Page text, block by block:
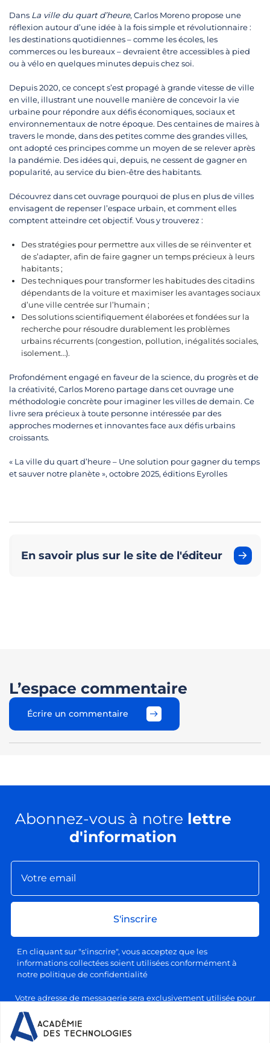
Dans La ville du quart d’heure, Carlos Moreno propose une
réflexion autour d’une idée à la fois simple et révolutionnaire :
les destinations quotidiennes – comme les écoles, les
commerces ou les bureaux – devraient être accessibles à pied
ou à vélo en quelques minutes depuis chez soi.
Depuis 2020, ce concept s’est propagé à grande vitesse de ville
en ville, illustrant une nouvelle manière de concevoir la vie
urbaine pour répondre aux défis économiques, sociaux et
environnementaux de notre époque. Des centaines de maires à
travers le monde, dans des petites comme des grandes villes,
ont adopté ces principes comme un moyen de se relever après
la pandémie. Des idées qui, depuis, ne cessent de gagner en
popularité, au service du bien-être des habitants.
Découvrez dans cet ouvrage pourquoi de plus en plus de villes
envisagent de repenser l’espace urbain, et comment elles
comptent atteindre cet objectif. Vous y trouverez :
Des stratégies pour permettre aux villes de se réinventer et
de s’adapter, afin de faire gagner un temps précieux à leurs
habitants ;
Des techniques pour transformer les habitudes des citadins
dépendants de la voiture et maximiser les avantages sociaux
d’une ville centrée sur l’humain ;
Des solutions scientifiquement élaborées et fondées sur la
recherche pour résoudre durablement les problèmes
urbains récurrents (congestion, pollution, inégalités sociales,
isolement…).
Profondément engagé en faveur de la science, du progrès et de
la créativité, Carlos Moreno partage dans cet ouvrage une
méthodologie concrète pour imaginer les villes de demain. Ce
livre sera précieux à toute personne intéressée par des
approches modernes et innovantes face aux défis urbains
croissants.
« La ville du quart d’heure – Une solution pour gagner du temps
et sauver notre planète », octobre 2025, éditions Eyrolles
En savoir plus sur le site de l'éditeur
L’espace commentaire
Écrire un commentaire
Abonnez-vous à notre lettre
d'information
S'inscrire
En cliquant sur "s'inscrire", vous acceptez que les
informations collectées soient utilisées conformément à
notre politique de confidentialité
Votre adresse de messagerie sera exclusivement utilisée pour
l'envoi de nos lettres d'information, conformément à notre
politique de confidentialité et de traitement des données
personnelles. Vous pourrez vous désabonner à tout moment en